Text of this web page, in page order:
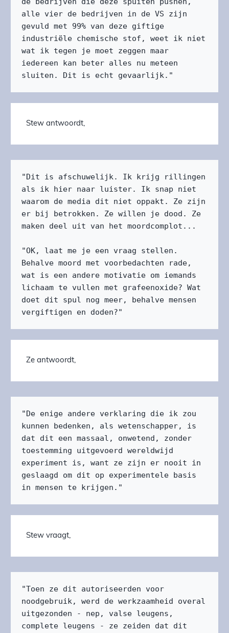
alle vier de bedrijven in de VS zijn
gevuld met 99% van deze giftige
industriële chemische stof, weet ik niet
wat ik tegen je moet zeggen maar
iedereen kan beter alles nu meteen
sluiten. Dit is echt gevaarlijk."
Stew antwoordt,
"Dit is afschuwelijk. Ik krijg rillingen
als ik hier naar luister. Ik snap niet
waarom de media dit niet oppakt. Ze zijn
er bij betrokken. Ze willen je dood. Ze
maken deel uit van het moordcomplot...
"OK, laat me je een vraag stellen.
Behalve moord met voorbedachten rade,
wat is een andere motivatie om iemands
lichaam te vullen met grafeenoxide? Wat
doet dit spul nog meer, behalve mensen
vergiftigen en doden?"
Ze antwoordt,
"De enige andere verklaring die ik zou
kunnen bedenken, als wetenschapper, is
dat dit een massaal, onwetend, zonder
toestemming uitgevoerd wereldwijd
experiment is, want ze zijn er nooit in
geslaagd om dit op experimentele basis
in mensen te krijgen."
Stew vraagt,
"Toen ze dit autoriseerden voor
noodgebruik, werd de werkzaamheid overal
uitgezonden - nep, valse leugens,
complete leugens - ze zeiden dat dit